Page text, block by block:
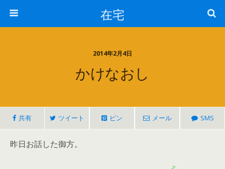
在宅
2014年2月4日
かけなおし
共有 ツイート ピン メール SMS
昨日お話した御方。